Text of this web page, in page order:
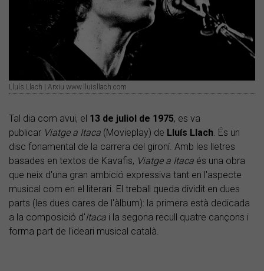
Lluís Llach | Arxiu www.lluisllach.com
Tal dia com avui, el 13 de juliol de 1975, es va
publicar Viatge a Itaca (Movieplay) de Lluís Llach. És un
disc fonamental de la carrera del gironí. Amb les lletres
basades en textos de Kavafis, Viatge a Itaca és una obra
que neix d'una gran ambició expressiva tant en l'aspecte
musical com en el literari. El treball queda dividit en dues
parts (les dues cares de l'àlbum): la primera està dedicada
a la composició d'Itaca i la segona recull quatre cançons i
forma part de l'ideari musical català.